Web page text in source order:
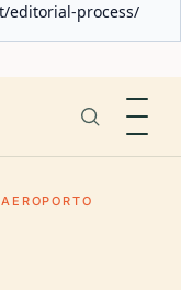
editorial-process/
AEROPORTO